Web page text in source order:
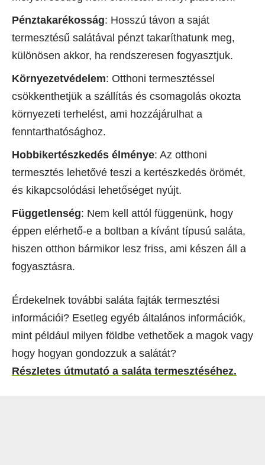
Pénztakarékosság: Hosszú távon a saját
termesztésű salátával pénzt takaríthatunk meg,
különösen akkor, ha rendszeresen fogyasztjuk.
Környezetvédelem: Otthoni termesztéssel
csökkenthetjük a szállítás és csomagolás okozta
környezeti terhelést, ami hozzájárulhat a
fenntarthatósághoz.
Hobbikertészkedés élménye: Az otthoni
termesztés lehetővé teszi a kertészkedés örömét,
és kikapcsolódási lehetőséget nyújt.
Függetlenség: Nem kell attól függenünk, hogy
éppen elérhető-e a boltban a kívánt típusú saláta,
hiszen otthon bármikor lesz friss, ami készen áll a
fogyasztásra.
Érdekelnek további saláta fajták termesztési
információi? Esetleg egyéb általános információk,
mint például milyen földbe vethetőek a magok vagy
hogy hogyan gondozzuk a salátát?
Részletes útmutató a saláta termesztéséhez.